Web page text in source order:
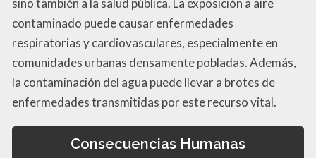
sino también a la salud pública. La exposición a aire
contaminado puede causar enfermedades
respiratorias y cardiovasculares, especialmente en
comunidades urbanas densamente pobladas. Además,
la contaminación del agua puede llevar a brotes de
enfermedades transmitidas por este recurso vital.
Consecuencias Humanas